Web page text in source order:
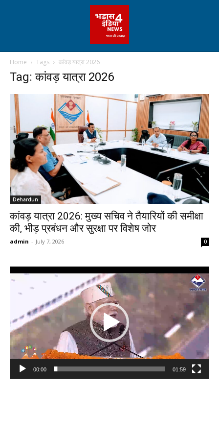
Home Tags कांवड़ यात्रा 2026
Tag: कांवड़ यात्रा 2026
Dehardun
कांवड़ यात्रा 2026: मुख्य सचिव ने तैयारियों की समीक्षा
की, भीड़ प्रबंधन और सुरक्षा पर विशेष जोर
admin - July 7, 2026 0
Player
00:00 01:59